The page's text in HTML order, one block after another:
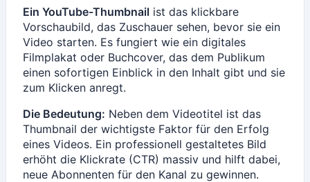
Ein YouTube-Thumbnail ist das klickbare
Vorschaubild, das Zuschauer sehen, bevor sie ein
Video starten. Es fungiert wie ein digitales
Filmplakat oder Buchcover, das dem Publikum
einen sofortigen Einblick in den Inhalt gibt und sie
zum Klicken anregt.
Die Bedeutung: Neben dem Videotitel ist das
Thumbnail der wichtigste Faktor für den Erfolg
eines Videos. Ein professionell gestaltetes Bild
erhöht die Klickrate (CTR) massiv und hilft dabei,
neue Abonnenten für den Kanal zu gewinnen.